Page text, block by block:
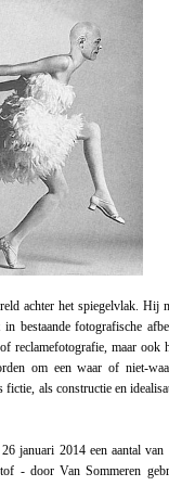
achter het spiegelvlak. Hij
bestaande fotografische
reclamefotografie, maar ook
om een waar of niet-
als constructie en
januari 2014 een aantal
- door Van Sommeren